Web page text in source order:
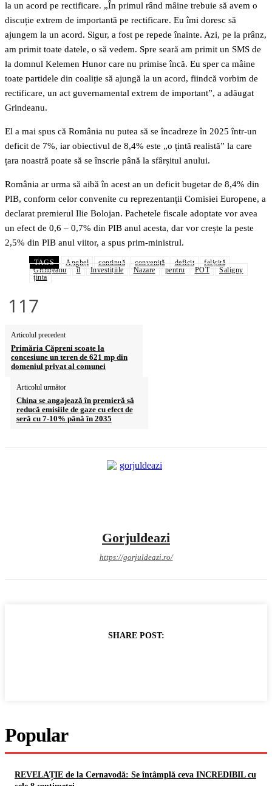
la un acord pe rectificare. „În primul rând mâine trebuie să avem o
discuție extrem de importantă pe rectificare. Eu îmi doresc să
ajungem la un acord. Sigur, a fost pe repede înainte. Azi, pe la prânz,
am primit toate datele, o să vedem. Spre seară am primit un SMS de
la domnul Kelemen Hunor care nu primise încă. Eu sper ca mâine
toate partidele din coaliție să ajungă la un acord, fiindcă vorbim de
rectificare, un act guvernamental extrem de important”, a adăugat
Grindeanu.
El a mai spus că România nu putea să se încadreze în 2025 într-un
deficit de 7%, iar obiectivul de 8,4% este „o țintă realistă” la care
țara noastră poate să se înscrie până la sfârșitul anului.
România ar urma să aibă în acest an un deficit bugetar de 8,4% din
PIB, conform celor convenite cu reprezentanții Comisiei Europene, a
declarat premierul Ilie Bolojan. Pachetele fiscale adoptate vor avea
un efect de 0,6 – 0,7% din PIB anul acesta, dar vor crește la peste
2,5% din PIB anul viitor, a spus prim-ministrul.
TAGS Anghel continuă convenită deficit
felicită
Grindeanu
îl Investițiile Nazare pentru POT
Saligny
ținta
117
Articolul precedent
Primăria Căpreni scoate la
concesiune un teren de 621 mp din
domeniul privat al comunei
Articolul următor
China se angajează în premieră să
reducă emisiile de gaze cu efect de
seră cu 7-10% până în 2035
Gorjuldeazi
https://gorjuldeazi.ro/
SHARE POST:
Popular
REVELAȚIE de la Cernavodă: Se întâmplă ceva INCREDIBIL cu